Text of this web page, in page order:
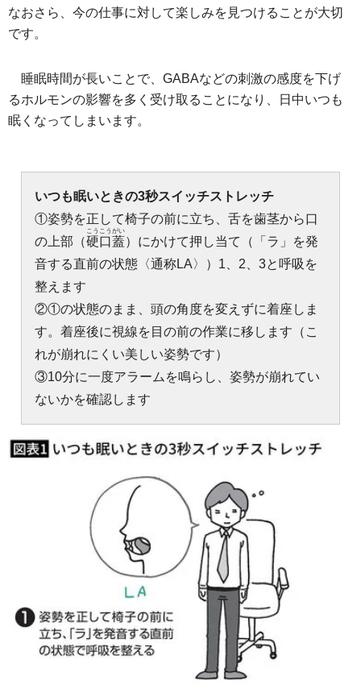
なおさら、今の仕事に対して楽しみを見つけることが大切
です。
睡眠時間が長いことで、GABAなどの刺激の感度を下げ
るホルモンの影響を多く受け取ることになり、日中いつも
眠くなってしまいます。
いつも眠いときの3秒スイッチストレッチ
①姿勢を正して椅子の前に立ち、舌を歯茎から口
の上部（硬口蓋
こうこうがい
）にかけて押し当て（「ラ」を発
音する直前の状態〈通称LA〉）1、2、3と呼吸を
整えます
②①の状態のまま、頭の角度を変えずに着座しま
す。着座後に視線を目の前の作業に移します（こ
れが崩れにくい美しい姿勢です）
③10分に一度アラームを鳴らし、姿勢が崩れてい
ないかを確認します